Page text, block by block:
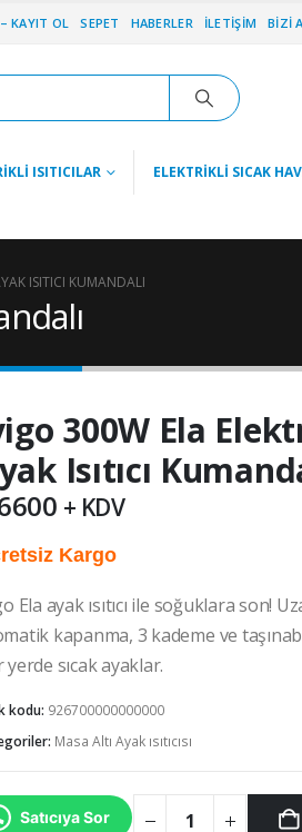
KAYIT OL SEPET HABERLER İLETIŞIM BIZI
ISITICILAR ELEKTRIKLI SICAK
ISITICI KUMANDALI
300W Ela
Isıtıcı
+ KDV
Kargo
Ela ayak ısıtıcı ile soğuklara son!
kapanma, 3 kademe ve
yerde sıcak ayaklar.
kodu: 926700000000000
Masa Altı Ayak ısıtıcısı
Satıcıya Sor